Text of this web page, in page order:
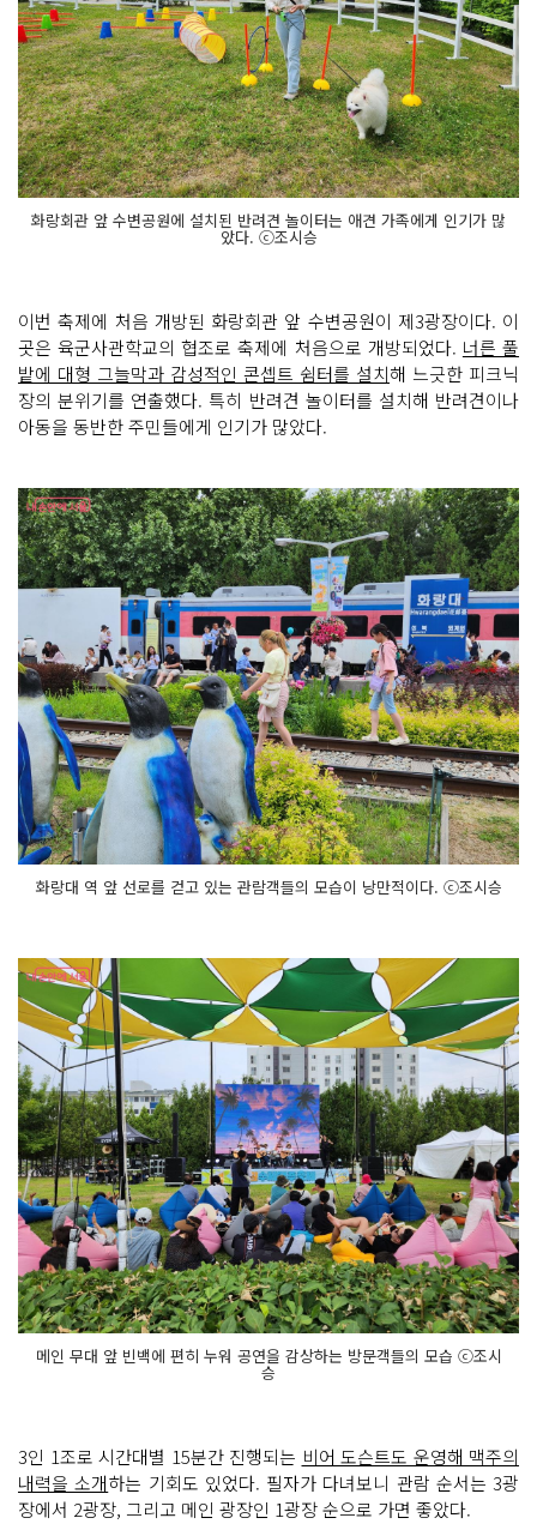
화랑회관 앞 수변공원에 설치된 반려견 놀이터는 애견 가족에게 인기가 많
았다. ⓒ조시승
이번 축제에 처음 개방된 화랑회관 앞 수변공원이 제3광장이다. 이
곳은 육군사관학교의 협조로 축제에 처음으로 개방되었다. 너른 풀
밭에 대형 그늘막과 감성적인 콘셉트 쉼터를 설치해 느긋한 피크닉
장의 분위기를 연출했다. 특히 반려견 놀이터를 설치해 반려견이나
아동을 동반한 주민들에게 인기가 많았다.
화랑대 역 앞 선로를 걷고 있는 관람객들의 모습이 낭만적이다. ⓒ조시승
메인 무대 앞 빈백에 편히 누워 공연을 감상하는 방문객들의 모습 ⓒ조시
승
3인 1조로 시간대별 15분간 진행되는 비어 도슨트도 운영해 맥주의
내력을 소개하는 기회도 있었다. 필자가 다녀보니 관람 순서는 3광
장에서 2광장, 그리고 메인 광장인 1광장 순으로 가면 좋았다.